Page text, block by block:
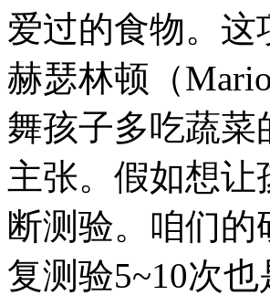
爱过的食物。
赫瑟林顿（
舞孩子多吃蔬
主张。假如想
断测验。咱们
复测验5~10次